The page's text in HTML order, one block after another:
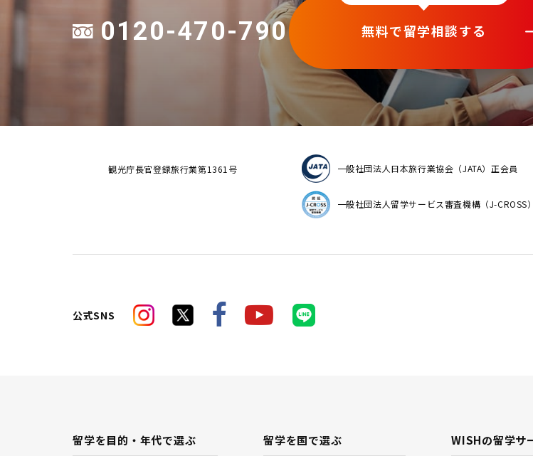
0120-470-790 無料で留学相談する
観光庁長官登録旅行業第1361号 一般社団法人日本旅行業協会（JATA）正会員
一般社団法人留学サービス審査機構（J-CROSS）
公式SNS
留学を目的・年代で選ぶ 留学を国で選ぶ WISHの留学サ